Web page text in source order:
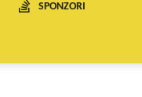
SPONZORI